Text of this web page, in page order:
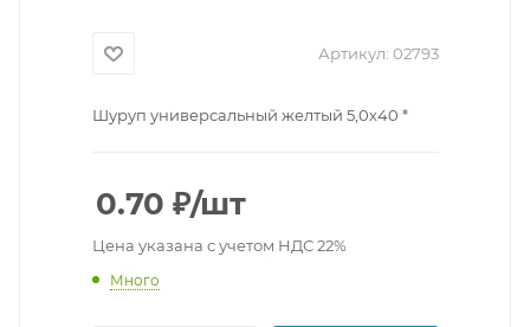
Артикул: 02793
Шуруп универсальный желтый 5,0х40 *
0.70 ₽/шт
Цена указана с учетом НДС 22%
Много